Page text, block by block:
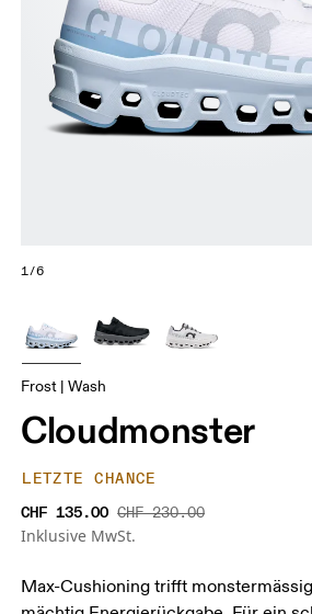
1/6
Frost | Wash
Cloudmonster
LETZTE CHANCE
CHF 135.00 CHF 230.00
Inklusive MwSt.
Max-Cushioning trifft